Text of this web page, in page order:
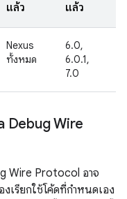
แล้ว
แล้ว
Nexus
ทั้งหมด
6.0,
6.0.1,
7.0
Debug Wire
Wire Protocol อาจ
เรียกใช้โค้ดที่กำหนดเอง